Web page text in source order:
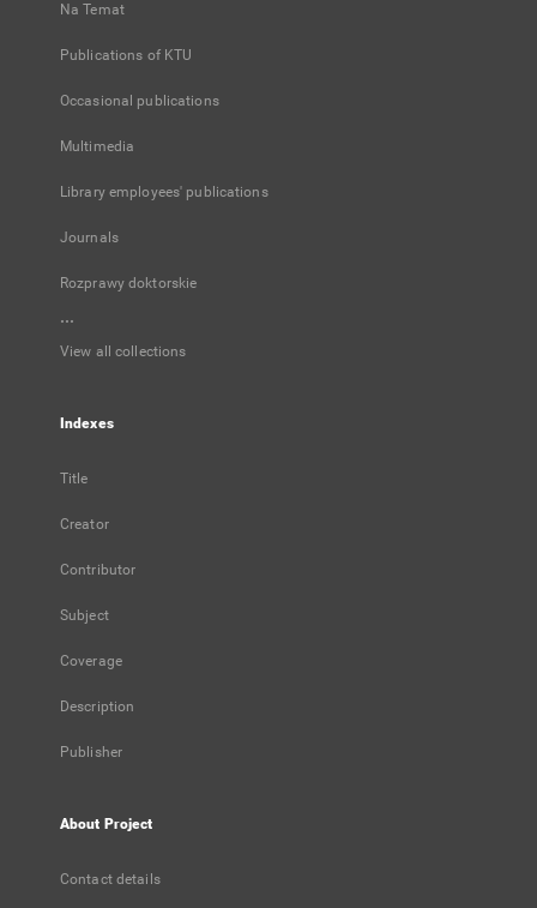
Na Temat
Publications of KTU
Occasional publications
Multimedia
Library employees' publications
Journals
Rozprawy doktorskie
...
View all collections
Indexes
Title
Creator
Contributor
Subject
Coverage
Description
Publisher
About Project
Contact details